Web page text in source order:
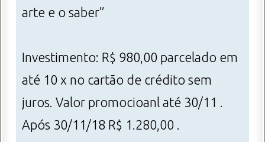
arte e o saber”
Investimento: R$ 980,00 parcelado em
até 10 x no cartão de crédito sem
juros. Valor promocioanl até 30/11 .
Após 30/11/18 R$ 1.280,00 .